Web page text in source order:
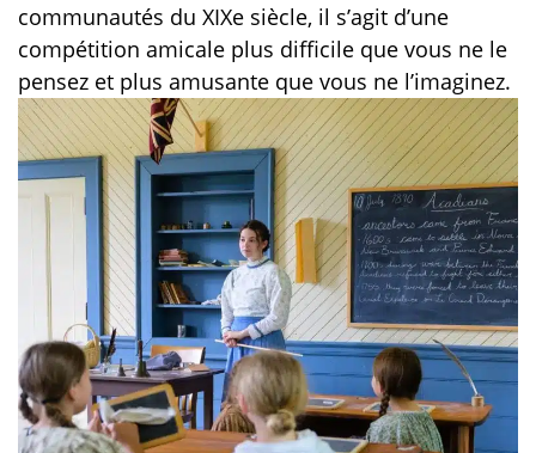
communautés du XIXe siècle, il s’agit d’une
compétition amicale plus difficile que vous ne le
pensez et plus amusante que vous ne l’imaginez.